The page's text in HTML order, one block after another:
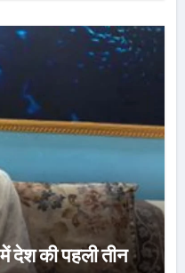
में देश की पहली तीन